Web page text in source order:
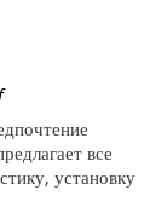
все
установку